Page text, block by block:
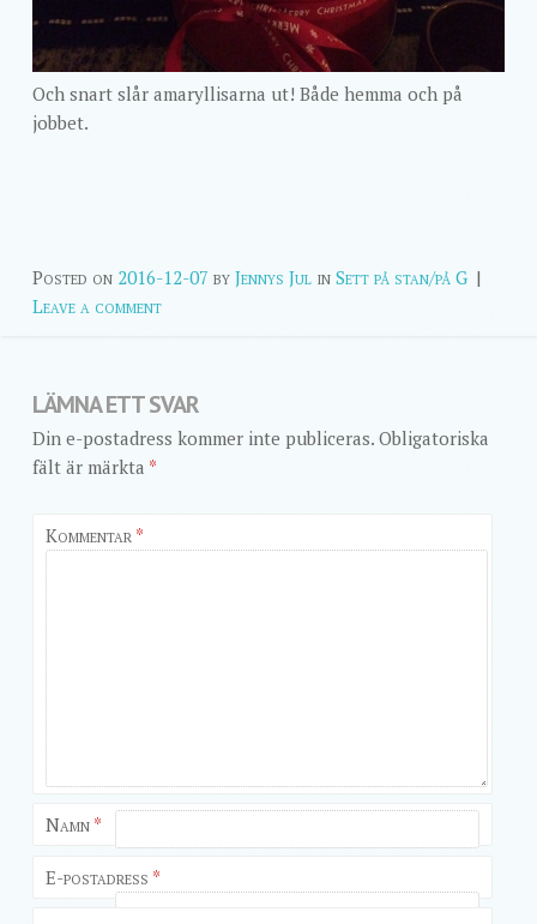
Och snart slår amaryllisarna ut! Både hemma och på
jobbet.
Posted on 2016-12-07 by Jennys Jul in Sett på stan/på G |
Leave a comment
LÄMNA ETT SVAR
Din e-postadress kommer inte publiceras. Obligatoriska
fält är märkta *
Kommentar *
Namn *
E-postadress *